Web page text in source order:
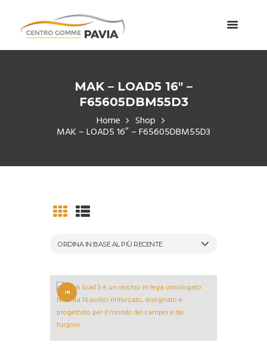
MAK – LOAD5 16″ –
F65605DBM55D3
Home Shop
MAK – LOAD5 16″ – F65605DBM55D3
IN
OFFERT
A!